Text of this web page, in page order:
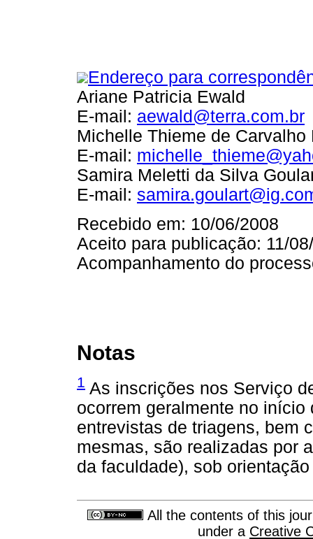
Endereço para
Ariane Patricia Ewald
E-mail: aewald@terra.com.br
Michelle Thieme de Carvalho
E-mail:
Samira Meletti da Silva
E-mail:
Recebido em: 10/06/2008
Aceito para publicação: 11/
Acompanhamento do
Notas
1 As inscrições nos Serviço
ocorrem geralmente no
entrevistas de triagens, bem
mesmas, são realizadas por
da faculdade), sob
All the contents of this
under a Creative